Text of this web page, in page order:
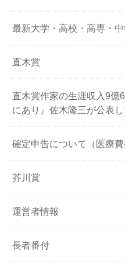
最新大学・高校・高専・
直木賞
直木賞作家の生涯収入9億
にあり』佐木隆三が公表
確定申告について（医療費
芥川賞
運営者情報
長者番付